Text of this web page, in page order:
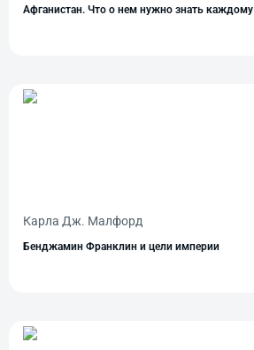
Афганистан. Что о нем нужно знать каждому
Карла Дж. Малфорд
Бенджамин Франклин и цели империи